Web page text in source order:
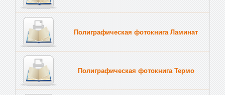
Полиграфическая фотокнига Ламинат
Полиграфическая фотокнига Термо